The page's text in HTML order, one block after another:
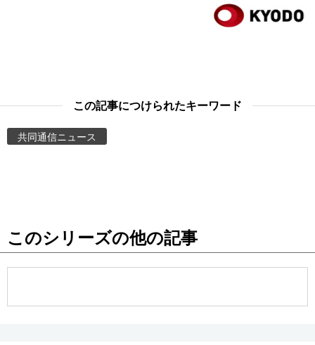
東京
この記事につけられたキーワード
共同通信ニュース
このシリーズの他の記事